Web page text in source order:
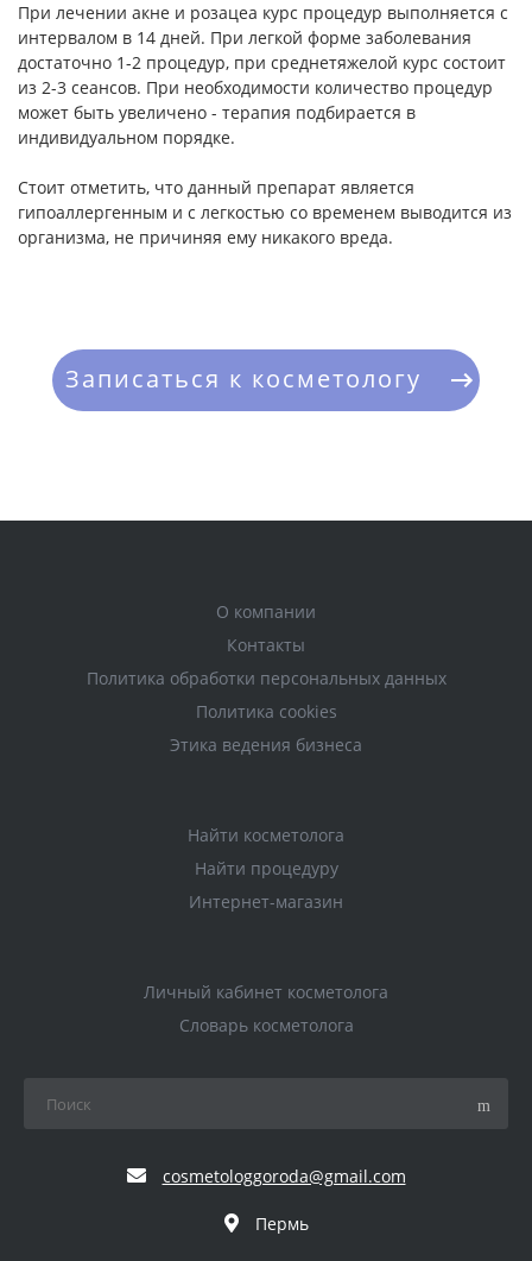
При лечении акне и розацеа курс процедур выполняется с
интервалом в 14 дней. При легкой форме заболевания
достаточно 1-2 процедур, при среднетяжелой курс состоит
из 2-3 сеансов. При необходимости количество процедур
может быть увеличено - терапия подбирается в
индивидуальном порядке.
Стоит отметить, что данный препарат является
гипоаллергенным и с легкостью со временем выводится из
организма, не причиняя ему никакого вреда.
Записаться к косметологу
О компании
Контакты
Политика обработки персональных данных
Политика cookies
Этика ведения бизнеса
Найти косметолога
Найти процедуру
Интернет-магазин
Личный кабинет косметолога
Словарь косметолога
cosmetologgoroda@gmail.com
Пермь